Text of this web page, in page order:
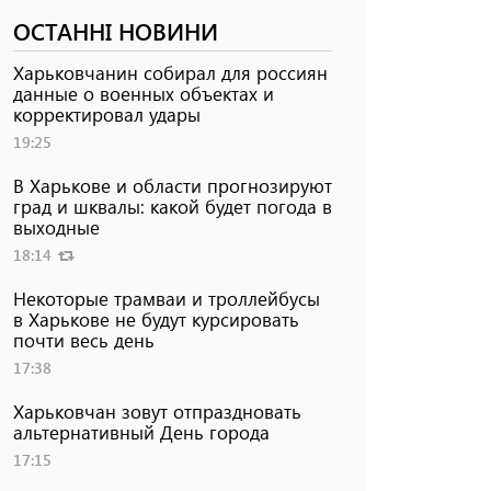
ОСТАННІ НОВИНИ
Харьковчанин собирал для россиян
данные о военных объектах и ​​
корректировал удары
19:25
В Харькове и области прогнозируют
град и шквалы: какой будет погода в
выходные
18:14
Некоторые трамваи и троллейбусы
в Харькове не будут курсировать
почти весь день
17:38
Харьковчан зовут отпраздновать
альтернативный День города
17:15